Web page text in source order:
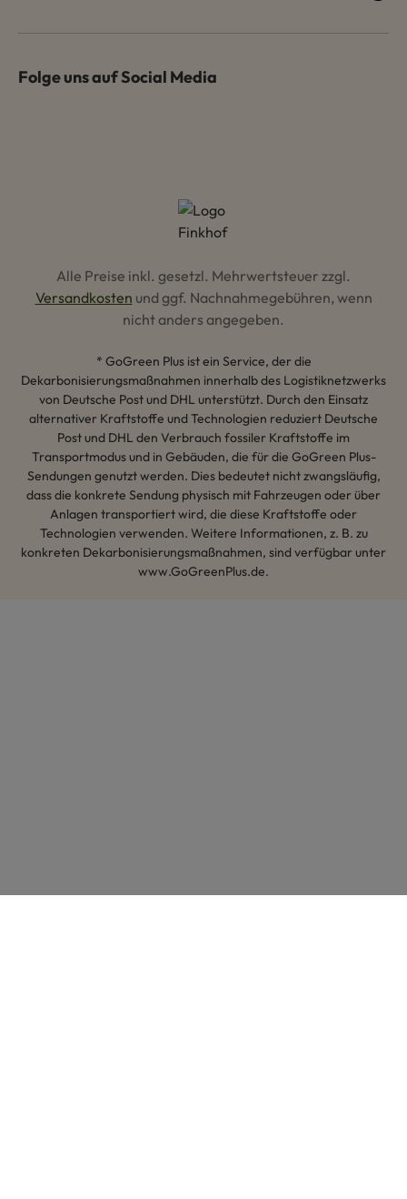
Folge uns auf Social Media
Alle Preise inkl. gesetzl. Mehrwertsteuer zzgl.
Versandkosten und ggf. Nachnahmegebühren, wenn
nicht anders angegeben.
* GoGreen Plus ist ein Service, der die
Dekarbonisierungsmaßnahmen innerhalb des Logistiknetzwerks
von Deutsche Post und DHL unterstützt. Durch den Einsatz
alternativer Kraftstoffe und Technologien reduziert Deutsche
Post und DHL den Verbrauch fossiler Kraftstoffe im
Transportmodus und in Gebäuden, die für die GoGreen Plus-
Sendungen genutzt werden. Dies bedeutet nicht zwangsläufig,
dass die konkrete Sendung physisch mit Fahrzeugen oder über
Anlagen transportiert wird, die diese Kraftstoffe oder
Technologien verwenden. Weitere Informationen, z. B. zu
konkreten Dekarbonisierungsmaßnahmen, sind verfügbar unter
www.GoGreenPlus.de.